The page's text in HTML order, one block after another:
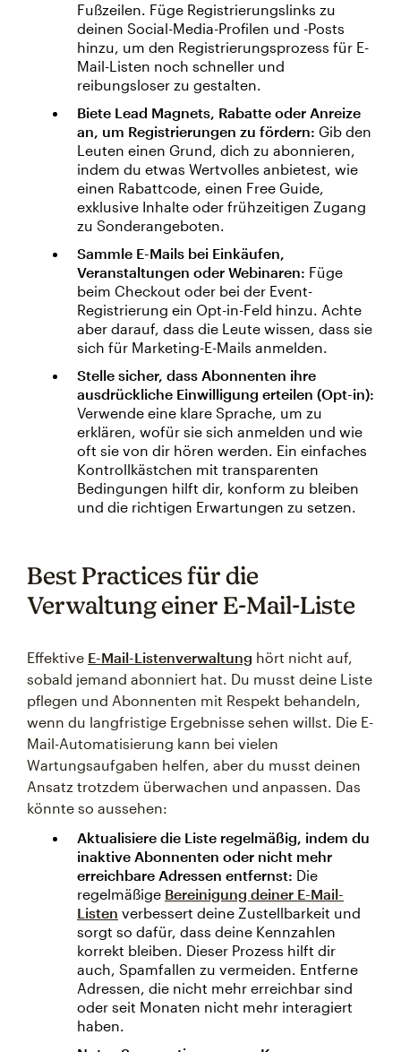
Fußzeilen. Füge Registrierungslinks zu
deinen Social-Media-Profilen und -Posts
hinzu, um den Registrierungsprozess für E-
Mail-Listen noch schneller und
reibungsloser zu gestalten.
Biete Lead Magnets, Rabatte oder Anreize
an, um Registrierungen zu fördern: Gib den
Leuten einen Grund, dich zu abonnieren,
indem du etwas Wertvolles anbietest, wie
einen Rabattcode, einen Free Guide,
exklusive Inhalte oder frühzeitigen Zugang
zu Sonderangeboten.
Sammle E-Mails bei Einkäufen,
Veranstaltungen oder Webinaren: Füge
beim Checkout oder bei der Event-
Registrierung ein Opt-in-Feld hinzu. Achte
aber darauf, dass die Leute wissen, dass sie
sich für Marketing-E-Mails anmelden.
Stelle sicher, dass Abonnenten ihre
ausdrückliche Einwilligung erteilen (Opt-in):
Verwende eine klare Sprache, um zu
erklären, wofür sie sich anmelden und wie
oft sie von dir hören werden. Ein einfaches
Kontrollkästchen mit transparenten
Bedingungen hilft dir, konform zu bleiben
und die richtigen Erwartungen zu setzen.
Best Practices für die
Verwaltung einer E-Mail-Liste
Effektive E-Mail-Listenverwaltung hört nicht auf,
sobald jemand abonniert hat. Du musst deine Liste
pflegen und Abonnenten mit Respekt behandeln,
wenn du langfristige Ergebnisse sehen willst. Die E-
Mail-Automatisierung kann bei vielen
Wartungsaufgaben helfen, aber du musst deinen
Ansatz trotzdem überwachen und anpassen. Das
könnte so aussehen:
Aktualisiere die Liste regelmäßig, indem du
inaktive Abonnenten oder nicht mehr
erreichbare Adressen entfernst: Die
regelmäßige Bereinigung deiner E-Mail-
Listen verbessert deine Zustellbarkeit und
sorgt so dafür, dass deine Kennzahlen
korrekt bleiben. Dieser Prozess hilft dir
auch, Spamfallen zu vermeiden. Entferne
Adressen, die nicht mehr erreichbar sind
oder seit Monaten nicht mehr interagiert
haben.